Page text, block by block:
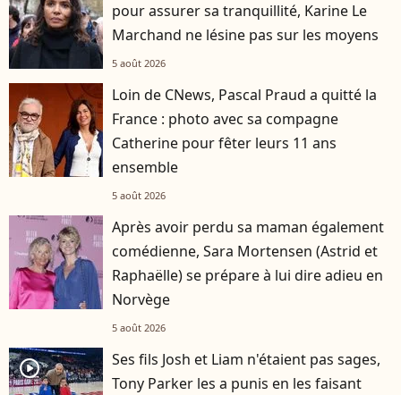
pour assurer sa tranquillité, Karine Le
Marchand ne lésine pas sur les moyens
5 août 2026
Loin de CNews, Pascal Praud a quitté la
France : photo avec sa compagne
Catherine pour fêter leurs 11 ans
ensemble
5 août 2026
Après avoir perdu sa maman également
comédienne, Sara Mortensen (Astrid et
Raphaëlle) se prépare à lui dire adieu en
Norvège
5 août 2026
player2
Ses fils Josh et Liam n'étaient pas sages,
Tony Parker les a punis en les faisant